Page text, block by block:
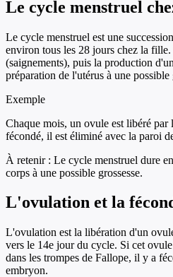
Le cycle menstruel
Le cycle menstruel est une
environ tous les 28 jours chez la
(saignements), puis la production
préparation de l'utérus à une possible
Exemple
Chaque mois, un ovule est libéré
fécondé, il est éliminé avec la paroi
À retenir : Le cycle menstruel dure
corps à une possible grossesse.
L'ovulation et la
L'ovulation est la libération d'un
vers le 14e jour du cycle. Si cet
dans les trompes de Fallope, il y a
embryon.